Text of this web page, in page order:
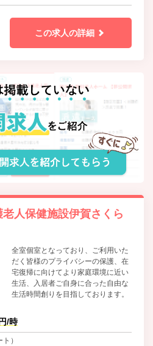
この求人の詳細
人保健施設伊賀さくら
全室個室となっており、ご利用いた
だく皆様のプライバシーの保護、在
宅復帰に向けてより家庭環境に近い
生活、入居者ご自身に合った自由な
生活時間創りを目指しております。
/時
）